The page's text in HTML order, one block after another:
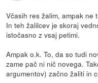
Včasih res žalim, ampak ne
In teh žalilcev je skoraj
istočasno z vsaj petimi.
Ampak o.k. To, da so tudi
zame pač ni nič novega.
argumentov) začno žaliti in